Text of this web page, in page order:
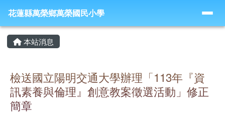
花蓮縣萬榮鄉萬榮國民小學
導覽列
花蓮縣萬榮鄉萬榮國民小學
主內容區域
本站消息
檢送國立陽明交通大學辦理「113年『資
訊素養與倫理』創意教案徵選活動」修正
簡章
頁尾區域